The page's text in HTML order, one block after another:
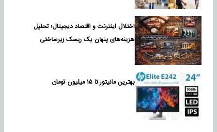
اختلال اینترنت و اقتصاد دیجیتال؛ تحلیل
هزینه‌های پنهان یک ریسک زیرساختی
بهترین مانیتور تا ۱۵ میلیون تومان